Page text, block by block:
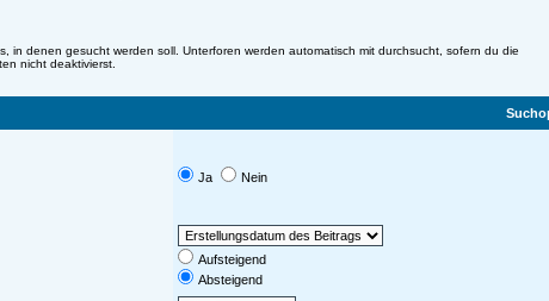
in denen gesucht werden soll. Unterforen werden automatisch mit durchsucht, sofern du die
nicht deaktivierst.
Ja Nein
Aufsteigend
Absteigend